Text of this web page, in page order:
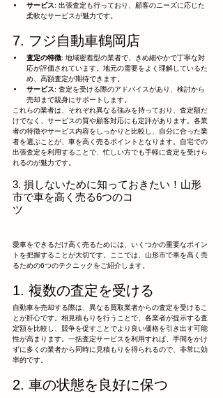
サービス: 出張査定も行っており、顧客のニーズに応じた
柔軟なサービスが魅力です。
7. フジ自動車鶴岡店
査定の特徴: 地域密着型の業者で、きめ細やかで丁寧な対
応が評価されています。地元の需要をよく理解しているた
め、高額査定が期待できます。
サービス: 査定を受ける際のアドバイスがあり、検討から
売却まで親身にサポートします。
これらの業者は、それぞれ異なる強みを持っており、査定額だ
けでなく、サービスの質や顧客対応にも定評があります。各業
者の特徴やサービス内容をしっかりと比較し、自分に合った業
者を選ぶことが、車を高く売るポイントとなります。自宅での
出張査定を利用することで、忙しい方でも手軽に査定を受けら
れるのが魅力です。
3. 損しないために知っておきたい！山形
市で車を高く売る6つのコ
ツ
愛車をできるだけ高く売るためには、いくつかの重要なポイン
トを把握することが大切です。ここでは、山形市で車を高く売
るための6つのテクニックをご紹介します。
1. 複数の査定を受ける
自動車を売却する際は、異なる買取業者からの査定を受けるこ
とが肝心です。相見積もりを行うことで、各業者が提示する査
定額を比較し、競争を促すことでより良い価格を引き出す可能
性が高まります。一括査定サービスを利用すれば、手間をかけ
ずに多くの業者から同時に見積もりを得られるので、非常に効
率的です。
2. 車の状態を良好に保つ